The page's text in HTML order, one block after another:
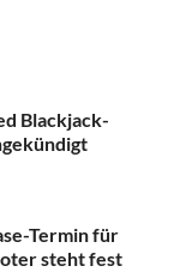
Blackjack-
Termin für
steht fest